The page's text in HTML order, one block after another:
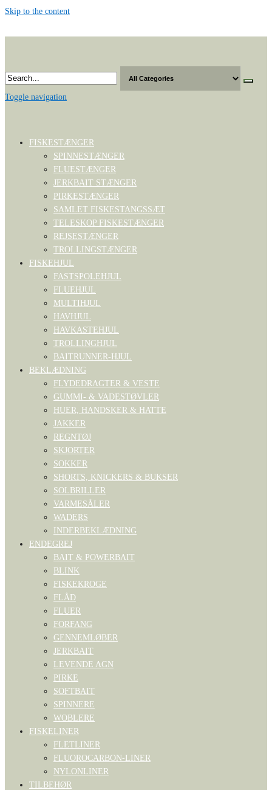
Skip to the content
Toggle navigation
FISKESTÆNGER
SPINNESTÆNGER
FLUESTÆNGER
JERKBAIT STÆNGER
PIRKESTÆNGER
SAMLET FISKESTANGSSÆT
TELESKOP FISKESTÆNGER
REJSESTÆNGER
TROLLINGSTÆNGER
FISKEHJUL
FASTSPOLEHJUL
FLUEHJUL
MULTIHJUL
HAVHJUL
HAVKASTEHJUL
TROLLINGHJUL
BAITRUNNER-HJUL
BEKLÆDNING
FLYDEDRAGTER & VESTE
GUMMI- & VADESTØVLER
HUER, HANDSKER & HATTE
JAKKER
REGNTØJ
SKJORTER
SOKKER
SHORTS, KNICKERS & BUKSER
SOLBRILLER
VARMESÅLER
WADERS
INDERBEKLÆDNING
ENDEGREJ
BAIT & POWERBAIT
BLINK
FISKEKROGE
FLÅD
FLUER
FORFANG
GENNEMLØBER
JERKBAIT
LEVENDE AGN
PIRKE
SOFTBAIT
SPINNERE
WOBLERE
FISKELINER
FLETLINER
FLUOROCARBON-LINER
NYLONLINER
TILBEHØR